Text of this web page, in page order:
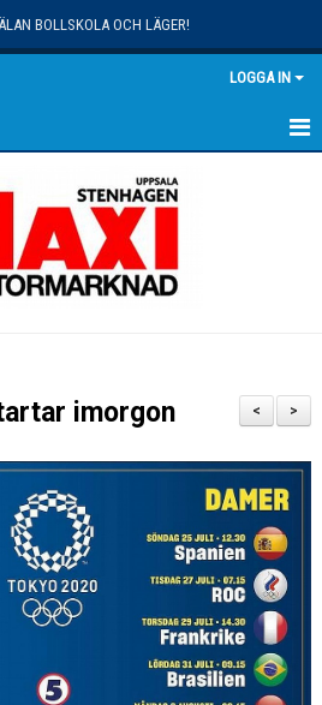
BOLLSKOLA OCH LÄGER!
LOGGA IN
>
<
imorgon